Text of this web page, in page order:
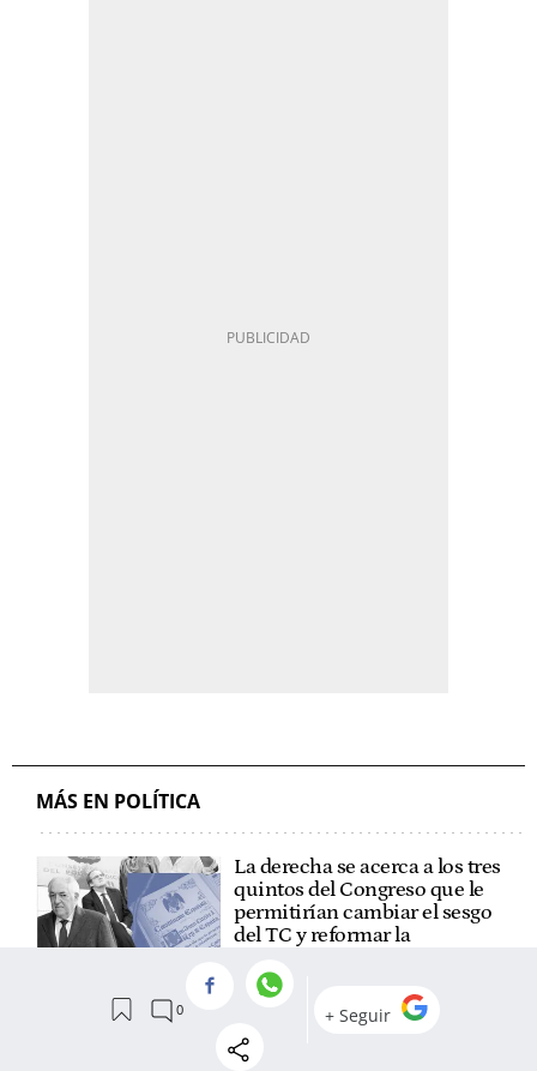
MÁS EN POLÍTICA
La derecha se acerca a los tres
quintos del Congreso que le
permitirían cambiar el sesgo
del TC y reformar la
Ceuta hunde más a Sánchez:
el PP roza los 150 escaños,
mientras el actual pacto de